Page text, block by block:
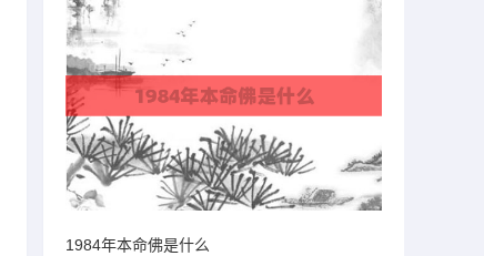
1984年本命佛是什么